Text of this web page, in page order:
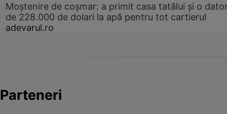
Moștenire de coșmar: a primit casa tatălui și o
de 228.000 de dolari la apă pentru tot cartierul
adevarul.ro
Parteneri